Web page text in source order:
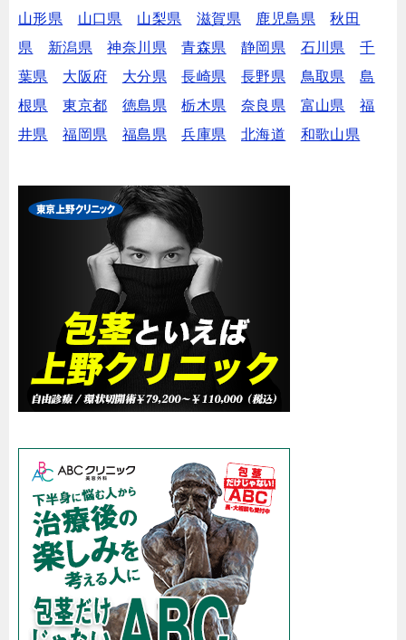
山形県
山口県 山梨県 滋賀県 鹿児島県
秋田
県
新潟県 神奈川県 青森県 静岡県 石川県
千
葉県
大阪府 大分県 長崎県 長野県 鳥取県
島
根県
東京都 徳島県 栃木県 奈良県 富山県
福
井県
福岡県 福島県 兵庫県 北海道 和歌山県